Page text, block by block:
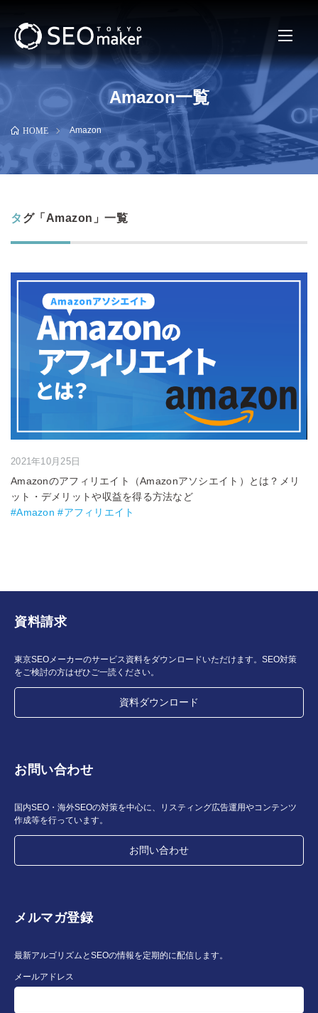
Amazon一覧
HOME Amazon
タグ「Amazon」一覧
2021年10月25日
Amazonのアフィリエイト（Amazonアソシエイト）とは？メリ
ット・デメリットや収益を得る方法など
#Amazon #アフィリエイト
資料請求
東京SEOメーカーのサービス資料をダウンロードいただけます。SEO対策
をご検討の方はぜひご一読ください。
資料ダウンロード
お問い合わせ
国内SEO・海外SEOの対策を中心に、リスティング広告運用やコンテンツ
作成等を行っています。
お問い合わせ
メルマガ登録
最新アルゴリズムとSEOの情報を定期的に配信します。
メールアドレス